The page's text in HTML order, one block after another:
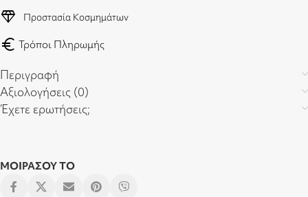
diamond Προστασία Κοσμημάτων
euro Τρόποι Πληρωμής
Περιγραφή
Αξιολογήσεις (0)
Έχετε ερωτήσεις;
ΜΟΙΡΑΣΟΥ ΤΟ